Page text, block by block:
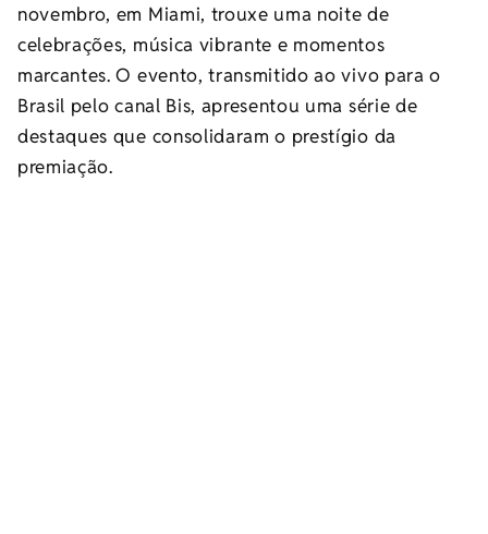
novembro, em Miami, trouxe uma noite de
celebrações, música vibrante e momentos
marcantes. O evento, transmitido ao vivo para o
Brasil pelo canal Bis, apresentou uma série de
destaques que consolidaram o prestígio da
premiação.